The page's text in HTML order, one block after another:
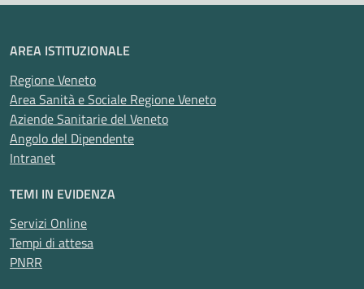
AREA ISTITUZIONALE
Regione Veneto
Area Sanità e Sociale Regione Veneto
Aziende Sanitarie del Veneto
Angolo del Dipendente
Intranet
TEMI IN EVIDENZA
Servizi Online
Tempi di attesa
PNRR